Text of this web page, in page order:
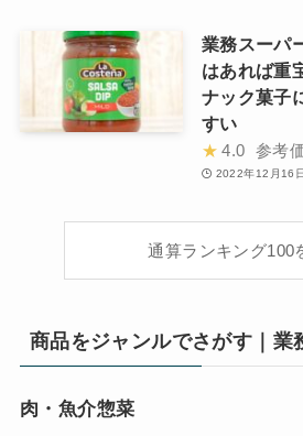
業務スーパ
はあれば重
ナック菓子
すい
★ 4.0 参考
2022年12月16日
通算ランキング100
商品をジャンルでさがす｜業
肉・魚介惣菜